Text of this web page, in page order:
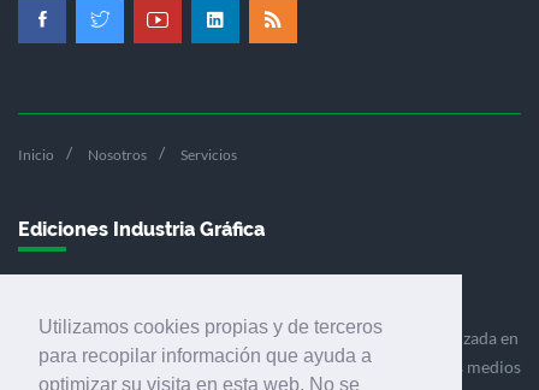
Utilizamos cookies propias y de terceros
para recopilar información que ayuda a
optimizar su visita en esta web. No se
Inicio Nosotros Servicios
Ediciones Industria Gráfica
Ediciones Industria Gráfica es una empresa editora especializada en
el mercado de la comunicación gráfica que engloba diversos medios